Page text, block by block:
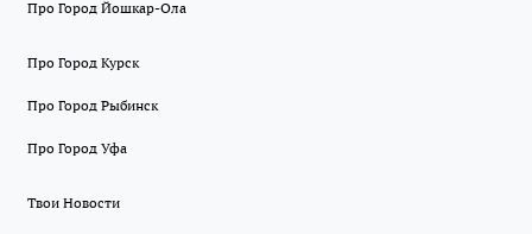
Про Город Йошкар-Ола
Про Город Курск
Про Город Рыбинск
Про Город Уфа
Твои Новости